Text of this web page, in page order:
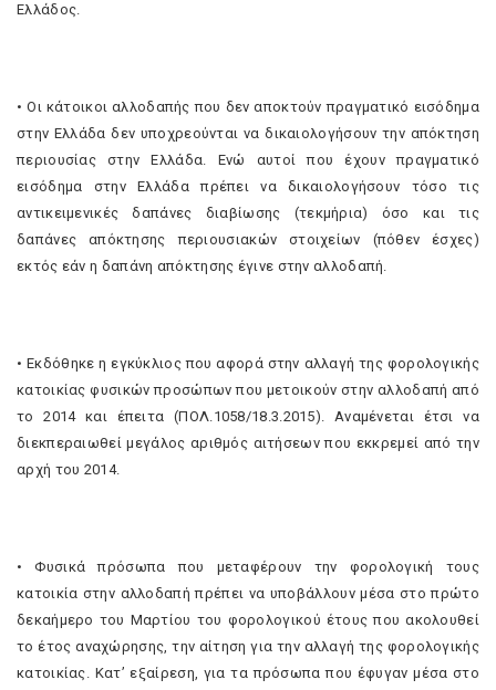
Ελλάδος.
• Οι κάτοικοι αλλοδαπής που δεν αποκτούν πραγματικό εισόδημα
στην Ελλάδα δεν υποχρεούνται να δικαιολογήσουν την απόκτηση
περιουσίας στην Ελλάδα. Ενώ αυτοί που έχουν πραγματικό
εισόδημα στην Ελλάδα πρέπει να δικαιολογήσουν τόσο τις
αντικειμενικές δαπάνες διαβίωσης (τεκμήρια) όσο και τις
δαπάνες απόκτησης περιουσιακών στοιχείων (πόθεν έσχες)
εκτός εάν η δαπάνη απόκτησης έγινε στην αλλοδαπή.
• Εκδόθηκε η εγκύκλιος που αφορά στην αλλαγή της φορολογικής
κατοικίας φυσικών προσώπων που μετοικούν στην αλλοδαπή από
το 2014 και έπειτα (ΠΟΛ.1058/18.3.2015). Αναμένεται έτσι να
διεκπεραιωθεί μεγάλος αριθμός αιτήσεων που εκκρεμεί από την
αρχή του 2014.
• Φυσικά πρόσωπα που μεταφέρουν την φορολογική τους
κατοικία στην αλλοδαπή πρέπει να υποβάλλουν μέσα στο πρώτο
δεκαήμερο του Μαρτίου του φορολογικού έτους που ακολουθεί
το έτος αναχώρησης, την αίτηση για την αλλαγή της φορολογικής
κατοικίας. Κατ’ εξαίρεση, για τα πρόσωπα που έφυγαν μέσα στο